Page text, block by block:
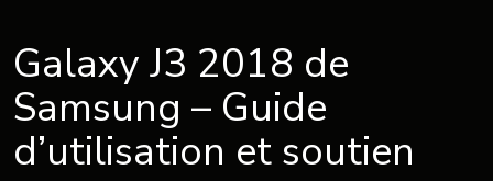
Galaxy J3 2018 de
Samsung – Guide
d’utilisation et soutien